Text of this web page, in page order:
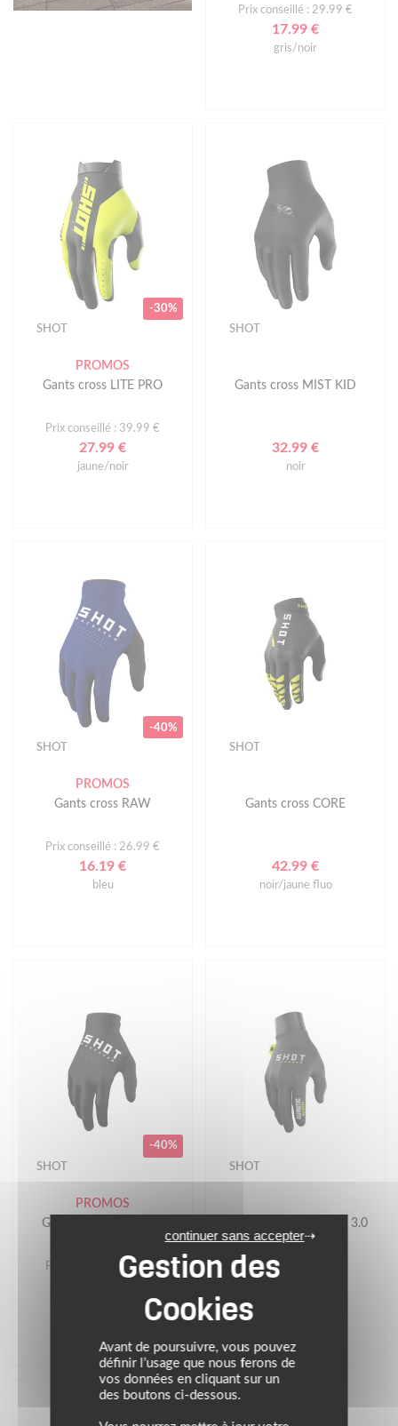
Prix conseillé : 29.99 €
17.99 €
gris/noir
-30%
SHOT
PROMOS
Gants cross LITE PRO
Prix conseillé : 39.99 €
27.99 €
jaune/noir
SHOT
Gants cross MIST KID
32.99 €
noir
-40%
SHOT
PROMOS
Gants cross RAW
Prix conseillé : 26.99 €
16.19 €
bleu
SHOT
Gants cross CORE
42.99 €
noir/jaune fluo
-40%
SHOT
PROMOS
Gants cross KID RAW
Prix conseillé : 26.99 €
SHOT
Gants cross CLIMATIC 3.0
Avant de poursuivre, vous pouvez
définir l’usage que nous ferons de
vos données en cliquant sur un
des boutons ci-dessous.
continuer sans accepter